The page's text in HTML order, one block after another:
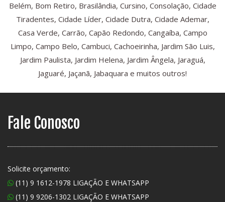
Belém, Bom Retiro, Brasilândia, Cursino, Consolação, Cidade
Tiradentes, Cidade Líder, Cidade Dutra, Cidade Ademar,
Casa Verde, Carrão, Capão Redondo, Cangaíba, Campo
Limpo, Campo Belo, Cambuci, Cachoeirinha, Jardim São Luis,
Jardim Paulista, Jardim Helena, Jardim Ângela, Jaraguá,
Jaguaré, Jaçanã, Jabaquara e muitos outros!
Fale Conosco
Solicite orçamento:
(11) 9 1612-1978 LIGAÇÃO E WHATSAPP
(11) 9 9206-1302 LIGAÇÃO E WHATSAPP